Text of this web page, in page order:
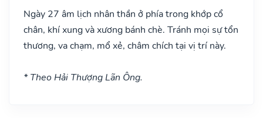
Ngày 27 âm lịch nhân thần ở phía trong khớp cổ
chân, khí xung và xương bánh chè. Tránh mọi sự tổn
thương, va chạm, mổ xẻ, châm chích tại vị trí này.
* Theo Hải Thượng Lãn Ông.